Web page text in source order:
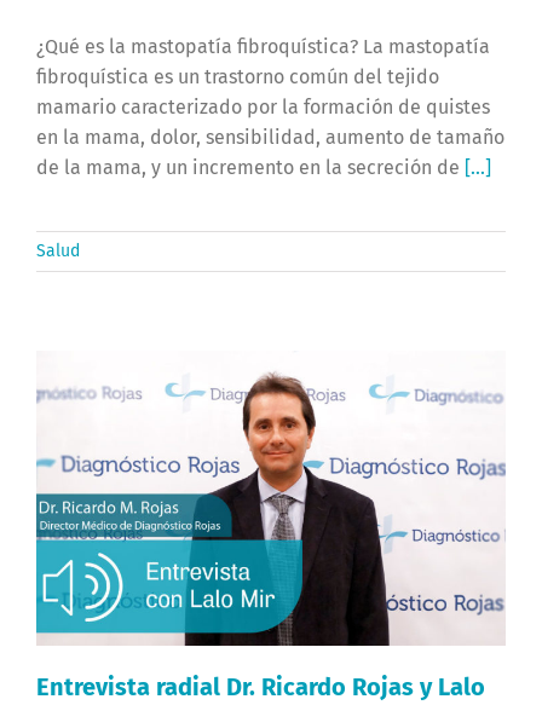
¿Qué es la mastopatía fibroquística? La mastopatía
fibroquística es un trastorno común del tejido
mamario caracterizado por la formación de quistes
en la mama, dolor, sensibilidad, aumento de tamaño
de la mama, y un incremento en la secreción de [...]
Salud
Entrevista radial Dr. Ricardo Rojas y Lalo